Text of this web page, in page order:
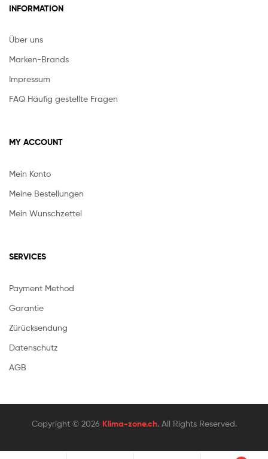
INFORMATION
Über uns
Marken-Brands
Impressum
FAQ Häufig gestellte Fragen
MY ACCOUNT
Mein Konto
Meine Bestellungen
Mein Wunschzettel
SERVICES
Payment Method
Garantie
Zürücksendung
Datenschutz
AGB
Copyright © 2026 Klima-zone.ch. All Rights Reserved.